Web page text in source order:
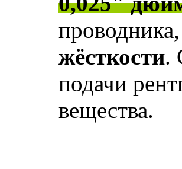
жёсткости.
подачи
вещества.